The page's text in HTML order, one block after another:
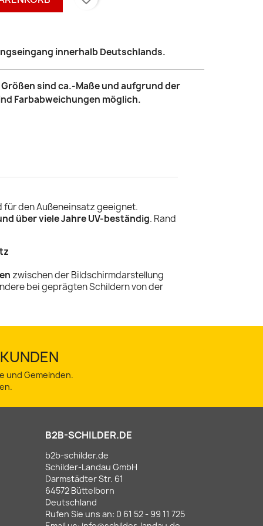
innerhalb Deutschlands.
sind ca.-Maße und aufgrund der
Farbabweichungen möglich.
den Außeneinsatz geeignet.
über viele Jahre UV-beständig. Rand
zwischen der Bildschirmdarstellung
bei geprägten Schildern von der
und Gemeinden.
B2B-SCHILDER.DE
b2b-schilder.de
Schilder-Landau GmbH
Darmstädter Str. 61
64572 Büttelborn
Deutschland
Rufen Sie uns an: 0 61 52 - 99 11 725